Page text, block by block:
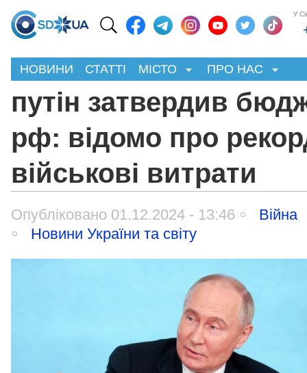
У
НОВИНИ СТАТТІ МІСТО ПРО НАС
путін затвердив
рф: відомо про
військові витрати
Опубліковано 01.12.2024 - 13:46
Війна
Новини України та світу